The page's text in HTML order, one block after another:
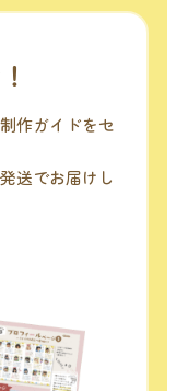
作ガイドをセ
送でお届けし